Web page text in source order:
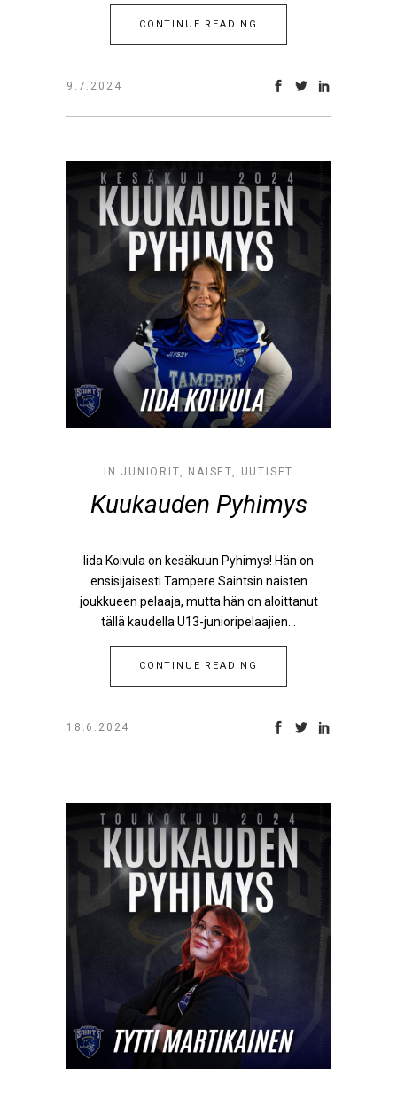
CONTINUE READING
9.7.2024
IN JUNIORIT, NAISET, UUTISET
Kuukauden Pyhimys
Iida Koivula on kesäkuun Pyhimys! Hän on
ensisijaisesti Tampere Saintsin naisten
joukkueen pelaaja, mutta hän on aloittanut
tällä kaudella U13-junioripelaajien...
CONTINUE READING
18.6.2024